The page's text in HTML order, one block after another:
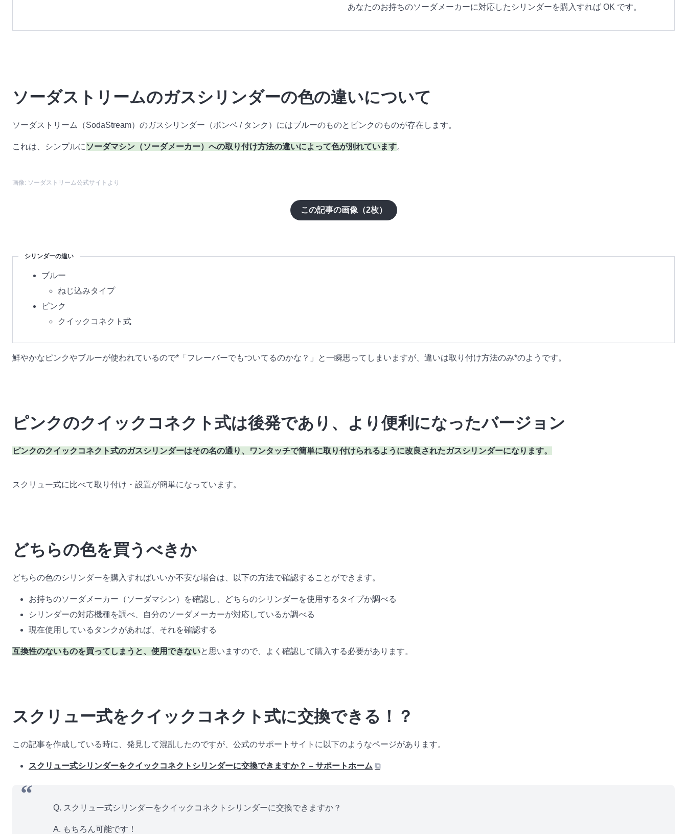
あなたのお持ちのソーダメーカーに対応したシリンダーを購入すれば OK です。
ソーダストリームのガスシリンダーの色の違いについて
ソーダストリーム（SodaStream）のガスシリンダー（ボンベ / タンク）にはブルーのものとピンクのものが存在します。
これは、シンプルに ソーダマシン（ソーダメーカー）への取り付け方法の違いによって色が別れています。
画像: ソーダストリーム公式サイトより
この記事の画像（2枚）
シリンダーの違い
ブルー
ねじ込みタイプ
ピンク
クイックコネクト式
鮮やかなピンクやブルーが使われているので*「フレーバーでもついてるのかな？」と一瞬思ってしまいますが、違いは取り付け方法のみ*のようです。
ピンクのクイックコネクト式は後発であり、より便利になったバージョン
ピンクのクイックコネクト式のガスシリンダーはその名の通り、ワンタッチで簡単に取り付けられるように改良されたガスシリンダーになります。
スクリュー式に比べて取り付け・設置が簡単になっています。
どちらの色を買うべきか
どちらの色のシリンダーを購入すればいいか不安な場合は、以下の方法で確認することができます。
お持ちのソーダメーカー（ソーダマシン）を確認し、どちらのシリンダーを使用するタイプか調べる
シリンダーの対応機種を調べ、自分のソーダメーカーが対応しているか調べる
現在使用しているタンクがあれば、それを確認する
互換性のないものを買ってしまうと、使用できないと思いますので、よく確認して購入する必要があります。
スクリュー式をクイックコネクト式に交換できる！？
この記事を作成している時に、発見して混乱したのですが、公式のサポートサイトに以下のようなページがあります。
スクリュー式シリンダーをクイックコネクトシリンダーに交換できますか？ – サポートホーム ⧉
Q. スクリュー式シリンダーをクイックコネクトシリンダーに交換できますか？
A. もちろん可能です！